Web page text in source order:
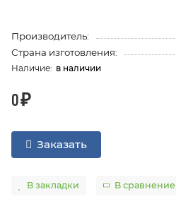
Производитель:
Страна изготовления:
в наличии
0 ₽
Заказать
В закладки В сравнение